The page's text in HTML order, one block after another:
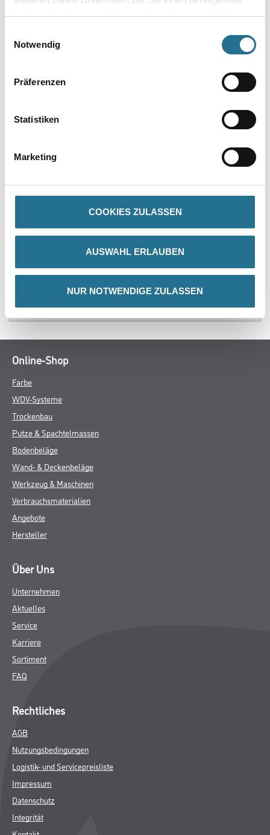
haben oder die sie im Rahmen Ihrer Nutzung der Dienste
Notwendig
Präferenzen
Statistiken
Marketing
COOKIES ZULASSEN
AUSWAHL ERLAUBEN
NUR NOTWENDIGE ZULASSEN
Produkteigenschaft
GEFAHRENHINWEISE
DATENBLÄTTER
SPEZIFIKATIONEN
Online-Shop
Farbe
WDV-Systeme
Trockenbau
Putze & Spachtelmassen
Bodenbeläge
Wand- & Deckenbeläge
Werkzeug & Maschinen
Verbrauchsmaterialien
Angebote
Hersteller
Über Uns
Unternehmen
Aktuelles
Service
Karriere
Sortiment
FAQ
Rechtliches
AGB
Nutzungsbedingungen
Logistik- und Servicepreisliste
Impressum
Datenschutz
Integrität